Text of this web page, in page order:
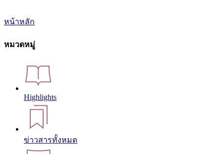
หน้าหลัก
หมวดหมู่
Highlights
ข่าวสารทั้งหมด